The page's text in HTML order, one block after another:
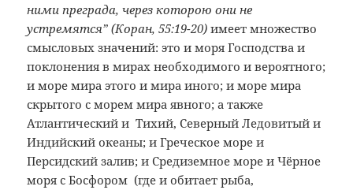
ними преграда, через которою они не
устремятся” (Коран, 55:19-20)имеет множество
смысловых значений: это и моря Господства и
поклонения в мирах необходимого и вероятного;
и море мира этого и мира иного; и море мира
скрытого с морем мира явного; а также
Атлантический и Тихий, Северный Ледовитый и
Индийский океаны; и Греческое море и
Персидский залив; и Средиземное море и Чёрное
моря с Босфором (где и обитает рыба,